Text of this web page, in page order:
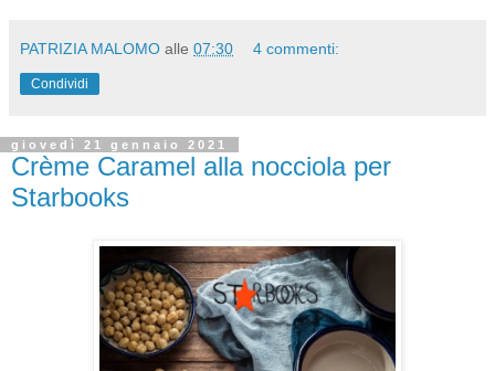
PATRIZIA MALOMO alle 07:30 4 commenti:
Condividi
giovedì 21 gennaio 2021
Crème Caramel alla nocciola per
Starbooks